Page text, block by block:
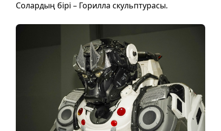
Солардың бірі – Горилла скульптурасы.